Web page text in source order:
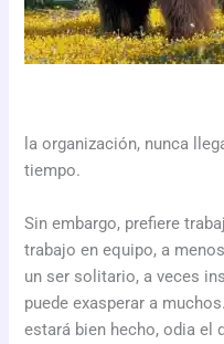
la organización, nunca
tiempo.
Sin embargo, prefiere
trabajo en equipo, a
un ser solitario, a veces
puede exasperar a
estará bien hecho, odia el